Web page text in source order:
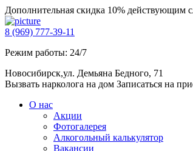
Дополнительная скидка 10%
8 (969) 777-39-11
Режим работы: 24/7
Новосибирск,ул. Демьяна Бедного, 71
Вызвать нарколога на дом Записаться на
О нас
Акции
Фотогалерея
Алкогольный калькулятор
Вакансии